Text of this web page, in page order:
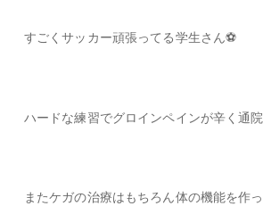
すごくサッカー頑張ってる学生さん⚽️
ハードな練習でグロインペインが辛く通
またケガの治療はもちろん体の機能を作